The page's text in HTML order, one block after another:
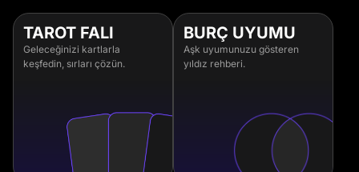
TAROT FALI
Geleceğinizi kartlarla
keşfedin, sırları çözün.
BURÇ UYUMU
Aşk uyumunuzu gösteren
yıldız rehberi.